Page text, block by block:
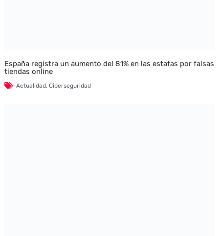
España registra un aumento del 81% en las estafas por falsas
tiendas online
Actualidad, Ciberseguridad